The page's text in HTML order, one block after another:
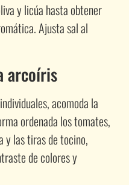
y licúa hasta obtener
Ajusta sal al
arcoíris
acomoda la
ordenada los tomates,
y las tiras de tocino,
de colores y